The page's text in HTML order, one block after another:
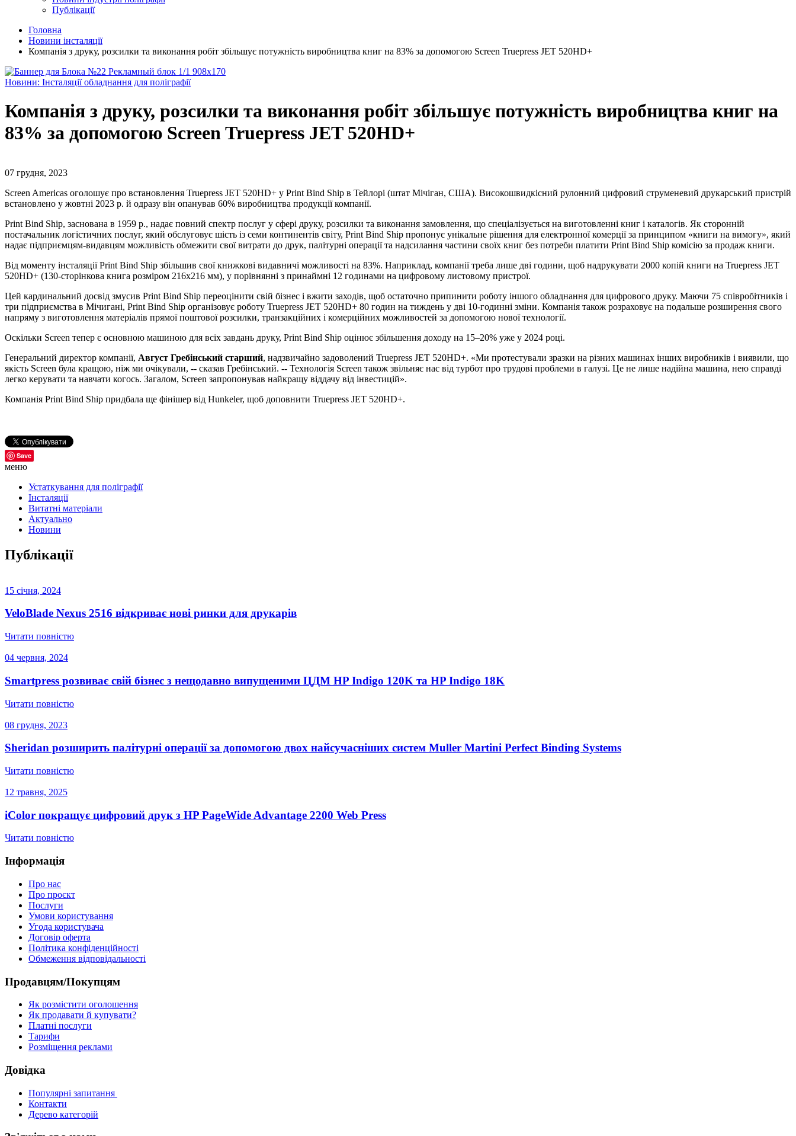
Публікації
Головна
Новини інсталяції
Компанія з друку, розсилки та виконання робіт збільшує потужність виробництва книг на 83% за допомогою Screen Truepress JET 520HD+
Новини: Інсталяції обладнання для поліграфії
Компанія з друку, розсилки та виконання робіт збільшує потужність виробництва книг на
83% за допомогою Screen Truepress JET 520HD+
07 грудня, 2023
Screen Americas оголошує про встановлення Truepress JET 520HD+ у Print Bind Ship в Тейлорі (штат Мічіган, США). Високошвидкісний рулонний цифровий струменевий друкарський пристрій
встановлено у жовтні 2023 р. й одразу він опанував 60% виробництва продукції компанії.
Print Bind Ship, заснована в 1959 р., надає повний спектр послуг у сфері друку, розсилки та виконання замовлення, що спеціалізується на виготовленні книг і каталогів. Як сторонній
постачальник логістичних послуг, який обслуговує шість із семи континентів світу, Print Bind Ship пропонує унікальне рішення для електронної комерції за принципом «книги на вимогу», який
надає підприємцям-видавцям можливість обмежити свої витрати до друк, палітурні операції та надсилання частини своїх книг без потреби платити Print Bind Ship комісію за продаж книги.
Від моменту інсталяції Print Bind Ship збільшив свої книжкові видавничі можливості на 83%. Наприклад, компанії треба лише дві години, щоб надрукувати 2000 копій книги на Truepress JET
520HD+ (130-сторінкова книга розміром 216х216 мм), у порівнянні з принаймні 12 годинами на цифровому листовому пристрої.
Цей кардинальний досвід змусив Print Bind Ship переоцінити свій бізнес і вжити заходів, щоб остаточно припинити роботу іншого обладнання для цифрового друку. Маючи 75 співробітників і
три підприємства в Мічигані, Print Bind Ship організовує роботу Truepress JET 520HD+ 80 годин на тиждень у дві 10-годинні зміни. Компанія також розраховує на подальше розширення свого
напряму з виготовлення матеріалів прямої поштової розсилки, транзакційних і комерційних можливостей за допомогою нової технології.
Оскільки Screen тепер є основною машиною для всіх завдань друку, Print Bind Ship оцінює збільшення доходу на 15–20% уже у 2024 році.
Генеральний директор компанії, Август Гребінський старший, надзвичайно задоволений Truepress JET 520HD+. «Ми протестували зразки на різних машинах інших виробників і виявили, що
якість Screen була кращою, ніж ми очікували, -- сказав Гребінський. -- Технологія Screen також звільняє нас від турбот про трудові проблеми в галузі. Це не лише надійна машина, нею справді
легко керувати та навчати когось. Загалом, Screen запропонував найкращу віддачу від інвестицій».
Компанія Print Bind Ship придбала ще фінішер від Hunkeler, щоб доповнити Truepress JET 520HD+.
Save
меню
Устаткування для поліграфії
Інсталяції
Витатні матеріали
Актуально
Новини
Публікації
15 січня, 2024
VeloBlade Nexus 2516 відкриває нові ринки для друкарів
Читати повністю
04 червня, 2024
Smartpress розвиває свій бізнес з нещодавно випущеними ЦДМ HP Indigo 120K та HP Indigo 18K
Читати повністю
08 грудня, 2023
Sheridan розширить палітурні операції за допомогою двох найсучасніших систем Muller Martini Perfect Binding Systems
Читати повністю
12 травня, 2025
iColor покращує цифровий друк з HP PageWide Advantage 2200 Web Press
Читати повністю
Інформація
Про нас
Про проєкт
Послуги
Умови користування
Угода користувача
Договір оферта
Політика конфіденційності
Обмеження відповідальності
Продавцям/Покупцям
Як розмістити оголошення
Як продавати й купувати?
Платні послуги
Тарифи
Розміщення реклами
Довідка
Популярні запитання
Контакти
Дерево категорій